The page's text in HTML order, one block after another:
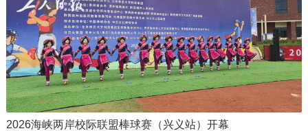
2026海峡两岸校际联盟棒球赛（兴义站）开幕